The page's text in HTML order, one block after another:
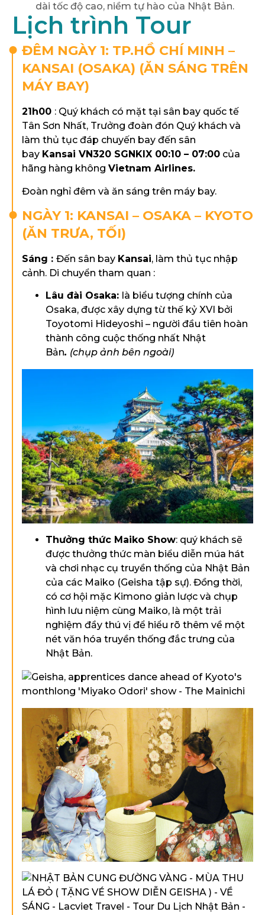
dài tốc độ cao, niềm tự hào của Nhật Bản.
Lịch trình Tour
ĐÊM NGÀY 1: TP.HỒ CHÍ MINH –
KANSAI (OSAKA) (ĂN SÁNG TRÊN
MÁY BAY)
21h00 : Quý khách có mặt tại sân bay quốc tế
Tân Sơn Nhất, Trưởng đoàn đón Quý khách và
làm thủ tục đáp chuyến bay đến sân
bay Kansai VN320 SGNKIX 00:10 – 07:00 của
hãng hàng không Vietnam Airlines.
Đoàn nghỉ đêm và ăn sáng trên máy bay.
NGÀY 1: KANSAI – OSAKA – KYOTO
(ĂN TRƯA, TỐI)
Sáng : Đến sân bay Kansai, làm thủ tục nhập
cảnh. Di chuyển tham quan :
Lâu đài Osaka: là biểu tượng chính của
Osaka, được xây dựng từ thế kỷ XVI bởi
Toyotomi Hideyoshi – người đầu tiên hoàn
thành công cuộc thống nhất Nhật
Bản. (chụp ảnh bên ngoài)
Thưởng thức Maiko Show: quý khách sẽ
được thưởng thức màn biểu diễn múa hát
và chơi nhạc cụ truyền thống của Nhật Bản
của các Maiko (Geisha tập sự). Đồng thời,
có cơ hội mặc Kimono giản lược và chụp
hình lưu niệm cùng Maiko, là một trải
nghiệm đầy thú vị để hiểu rõ thêm về một
nét văn hóa truyền thống đắc trưng của
Nhật Bản.